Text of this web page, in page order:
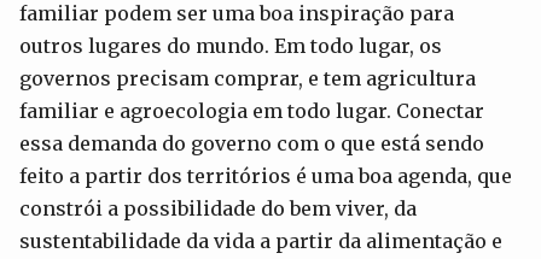
familiar podem ser uma boa inspiração para
outros lugares do mundo. Em todo lugar, os
governos precisam comprar, e tem agricultura
familiar e agroecologia em todo lugar. Conectar
essa demanda do governo com o que está sendo
feito a partir dos territórios é uma boa agenda, que
constrói a possibilidade do bem viver, da
sustentabilidade da vida a partir da alimentação e